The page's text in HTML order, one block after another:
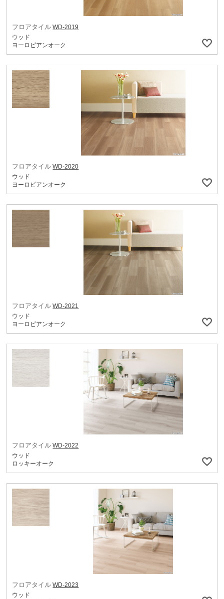
フロアタイル WD-2019
ウッド
ヨーロピアンオーク
フロアタイル WD-2020
ウッド
ヨーロピアンオーク
フロアタイル WD-2021
ウッド
ヨーロピアンオーク
フロアタイル WD-2022
ウッド
ロッキーオーク
フロアタイル WD-2023
ウッド